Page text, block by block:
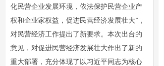
化民营企业发展环境，依法保护民营企业产
权和企业家权益，促进民营经济发展壮大”，
对民营经济工作提出了新要求。本次出台的
意见，对促进民营经济发展壮大作出了新的
重大部署，充分体现了以习近平同志为核心